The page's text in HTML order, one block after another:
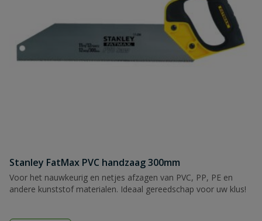
Stanley FatMax PVC handzaag 300mm
Voor het nauwkeurig en netjes afzagen van PVC, PP, PE en
andere kunststof materialen. Ideaal gereedschap voor uw klus!